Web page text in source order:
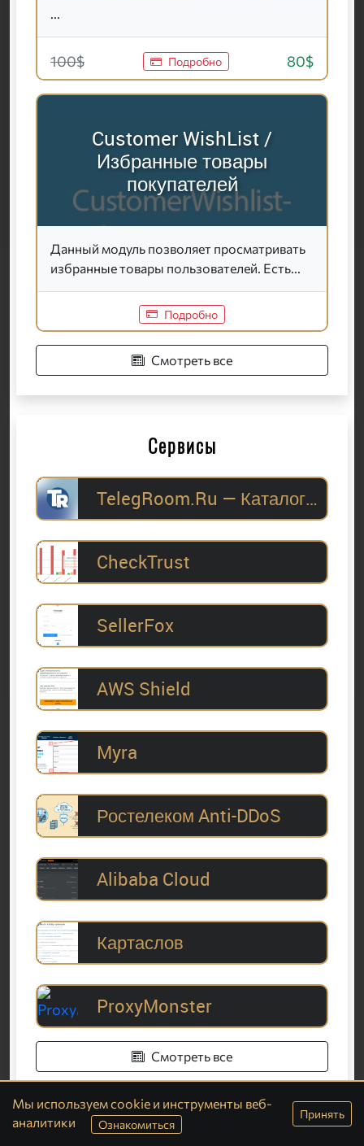
...
100$ Подробно 80$
Customer WishList /
Избранные товары
покупателей
Данный модуль позволяет просматривать
избранные товары пользователей. Есть...
Подробно
Смотреть все
Сервисы
TelegRoom.Ru — Каталог Telegram-каналов для
CheckTrust
SellerFox
AWS Shield
Myra
Ростелеком Anti-DDoS
Alibaba Cloud
Картаслов
ProxyMonster
Смотреть все
Мы используем cookie и инструменты веб-
аналитики
Ознакомиться
Принять